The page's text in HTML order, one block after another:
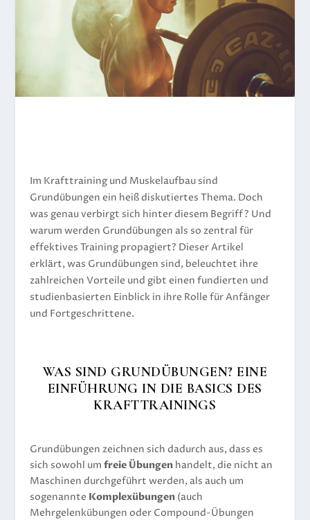
Im Krafttraining und Muskelaufbau sind
Grundübungen ein heiß diskutiertes Thema. Doch
was genau verbirgt sich hinter diesem Begriff? Und
warum werden Grundübungen als so zentral für
effektives Training propagiert? Dieser Artikel
erklärt, was Grundübungen sind, beleuchtet ihre
zahlreichen Vorteile und gibt einen fundierten und
studienbasierten Einblick in ihre Rolle für Anfänger
und Fortgeschrittene.
WAS SIND GRUNDÜBUNGEN? EINE
EINFÜHRUNG IN DIE BASICS DES
KRAFTTRAININGS
Grundübungen zeichnen sich dadurch aus, dass es
sich sowohl um freie Übungenhandelt, die nicht an
Maschinen durchgeführt werden, als auch um
sogenannte Komplexübungen(auch
Mehrgelenkübungen oder Compound-Übungen